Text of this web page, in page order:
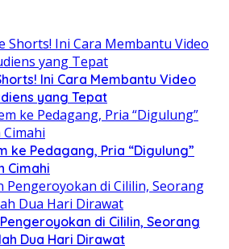
Ini Cara Membantu Video
yang Tepat
ke Pedagang, Pria “Digulung”
Cimahi
di Cililin, Seorang
Dua Hari Dirawat